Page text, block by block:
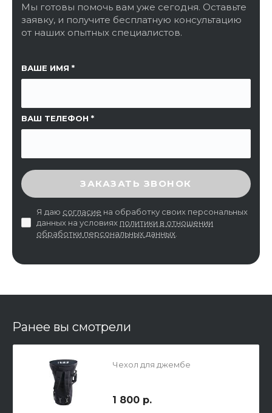
Мы готовы помочь вам уже сегодня. Оставьте
заявку, и получите бесплатную консультацию
от наших опытных специалистов.
ВАШЕ ИМЯ
ВАШ ТЕЛЕФОН
ССЫЛКА НА СТРАНИЦУ
ВВЕДИТЕ ПРОВЕРОЧНЫЙ КОД
ЗАКАЗАТЬ ЗВОНОК
Я даю согласие на обработку своих персональных
данных на условиях политики в отношении
обработки персональных данных
Ранее вы смотрели
Чехол для джембе
1 800 р.